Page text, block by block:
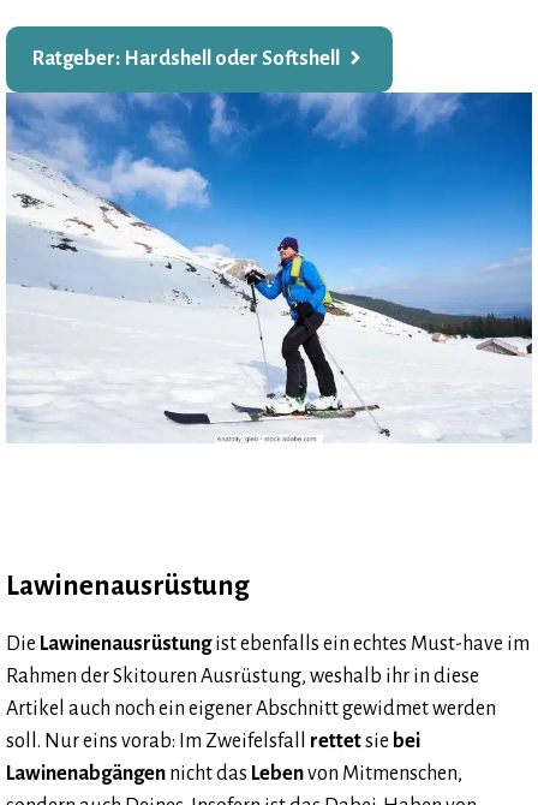
Ratgeber: Hardshell oder Softshell
Lawinenausrüstung
Die Lawinenausrüstungist ebenfalls ein echtes Must-have im
Rahmen der Skitouren Ausrüstung, weshalb ihr in diese
Artikel auch noch ein eigener Abschnitt gewidmet werden
soll. Nur eins vorab: Im Zweifelsfall rettetsie bei
Lawinenabgängen nicht das Lebenvon Mitmenschen,